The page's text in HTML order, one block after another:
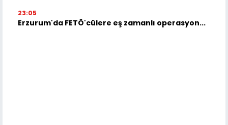
23:05
Erzurum'da FETÖ'cülere eş zamanlı operasyon...